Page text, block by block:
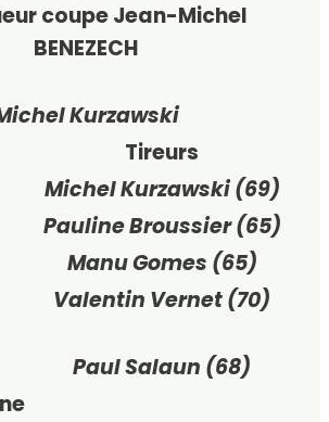
coupe Jean-Michel
BENEZECH
Kurzawski
Tireurs
Michel Kurzawski (69)
Pauline Broussier (65)
Manu Gomes (65)
Valentin Vernet (70)
Paul Salaun (68)